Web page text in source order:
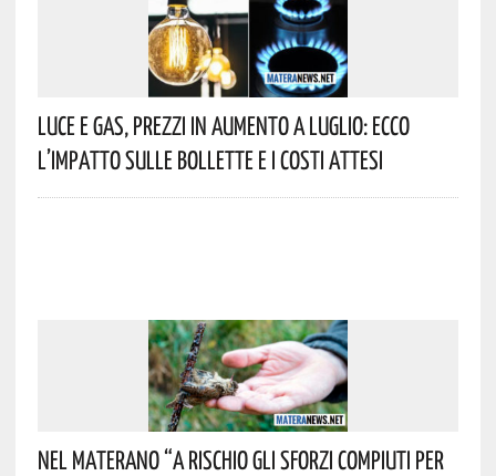
Luce E Gas, Prezzi In Aumento A Luglio: Ecco
L’impatto Sulle Bollette E I Costi Attesi
Nel Materano “a Rischio Gli Sforzi Compiuti Per